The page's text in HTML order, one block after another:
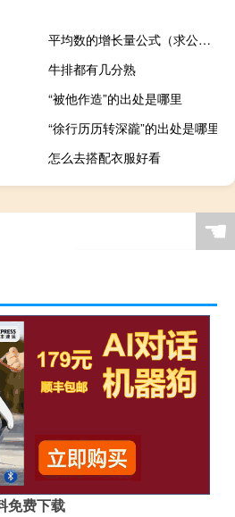
平均数的增长量公式（求公务员中平均数的增长量公式）
牛排都有几分熟
“被他作造”的出处是哪里
“徐行历历转深豅”的出处是哪里
怎么去搭配衣服好看
☚
免费下载